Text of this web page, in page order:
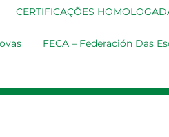
CERTIFICAÇÕES
FECA – Federación Das